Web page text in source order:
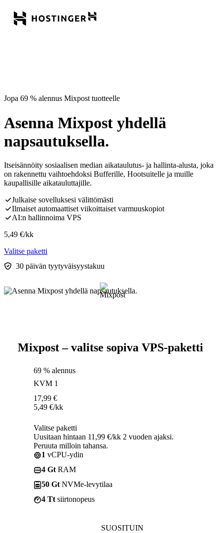
Jopa 69 % alennus Mixpost tuotteelle
Asenna Mixpost yhdellä
napsautuksella.
Itseisännöity sosiaalisen median aikataulutus- ja hallinta-alusta, joka
on rakennettu vaihtoehdoksi Bufferille, Hootsuitelle ja muille
kaupallisille aikatauluttajille.
Julkaise sovelluksesi välittömästi
Ilmaiset automaattiset viikoittaiset varmuuskopiot
AI:n hallinnoima VPS
5,49 €/kk
Valitse paketti
30 päivän tyytyväisyystakuu
Mixpost – valitse sopiva VPS-paketti
69 % alennus
KVM 1
17,99 €
5,49 €/kk
Valitse paketti
Uusitaan hintaan 11,99 €/kk 2 vuoden ajaksi.
Peruuta milloin tahansa.
1 vCPU-ydin
4 Gt RAM
50 Gt NVMe-levytilaa
4 Tt siirtonopeus
SUOSITUIN